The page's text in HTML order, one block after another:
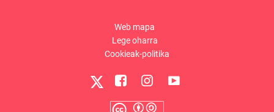
Web mapa
Lege oharra
Cookieak-politika